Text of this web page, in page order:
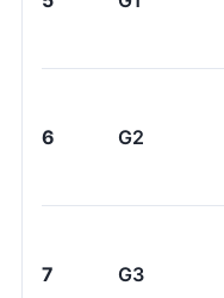
6 G2
7 G3